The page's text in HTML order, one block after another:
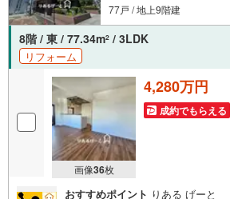
77戸 / 地上9階建
8階 / 東 / 77.34m2 / 3LDK
リフォーム
画像36枚
4,280万円
成約でもらえる
おすすめポイント りある げーと